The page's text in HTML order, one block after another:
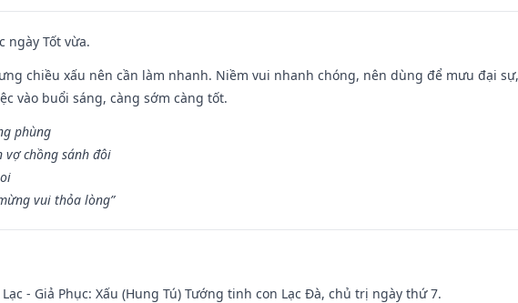
ngày Tốt vừa.
chiều xấu nên cần làm nhanh. Niềm vui nhanh chóng, nên dùng để mưu đại
vào buổi sáng, càng sớm càng tốt.
phùng
vợ chồng sánh đôi
vui thỏa lòng”
- Giả Phục: Xấu (Hung Tú) Tướng tinh con Lạc Đà, chủ trị ngày thứ 7.